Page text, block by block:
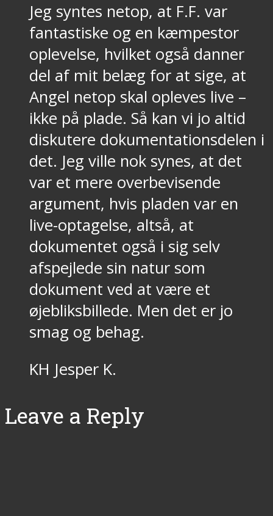
Jeg syntes netop, at F.F. var
fantastiske og en kæmpestor
oplevelse, hvilket også danner
del af mit belæg for at sige, at
Angel netop skal opleves live –
ikke på plade. Så kan vi jo altid
diskutere dokumentationsdelen i
det. Jeg ville nok synes, at det
var et mere overbevisende
argument, hvis pladen var en
live-optagelse, altså, at
dokumentet også i sig selv
afspejlede sin natur som
dokument ved at være et
øjebliksbillede. Men det er jo
smag og behag.
KH Jesper K.
Leave a Reply